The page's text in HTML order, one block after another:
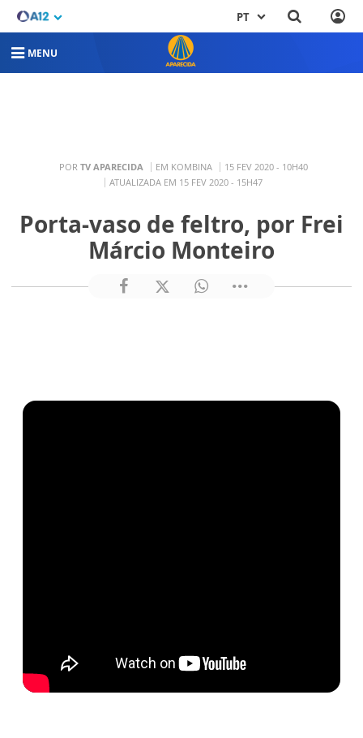
PT
MENU
POR TV APARECIDA EM KOMBINA
15 FEV 2020 - 10H40
ATUALIZADA EM 15 FEV 2020 - 15H47
Porta-vaso de feltro, por Frei
Márcio Monteiro